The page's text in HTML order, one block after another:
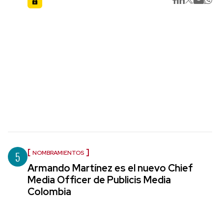
5 NOMBRAMIENTOS
Armando Martínez es el nuevo Chief
Media Officer de Publicis Media
Colombia